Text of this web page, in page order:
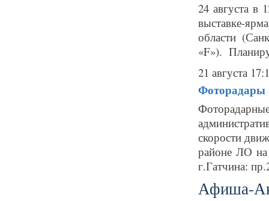
24 августа
выставке-
области
«F»).
21 августа
Фоторадары
скорости
районе ЛО на
г.Гатчина:
Афиша-